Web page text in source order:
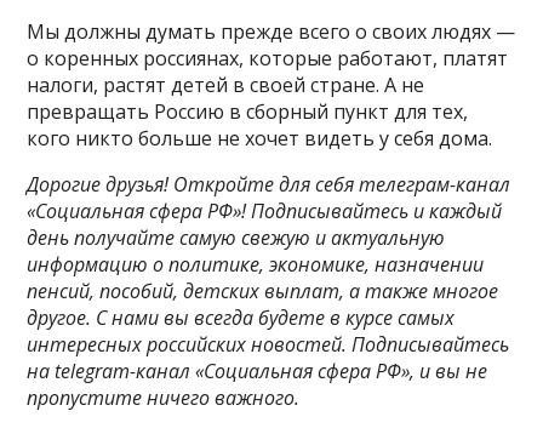
Мы должны думать прежде всего о своих людях —
о коренных россиянах, которые работают, платят
налоги, растят детей в своей стране. А не
превращать Россию в сборный пункт для тех,
кого никто больше не хочет видеть у себя дома.
Дорогие друзья! Откройте для себя телеграм-канал
«Социальная сфера РФ»! Подписывайтесь и каждый
день получайте самую свежую и актуальную
информацию о политике, экономике, назначении
пенсий, пособий, детских выплат, а также многое
другое. С нами вы всегда будете в курсе самых
интересных российских новостей. Подписывайтесь
на telegram-канал «Социальная сфера РФ», и вы не
пропустите ничего важного.